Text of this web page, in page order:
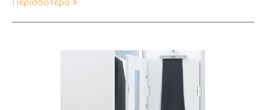
Περισσότερα